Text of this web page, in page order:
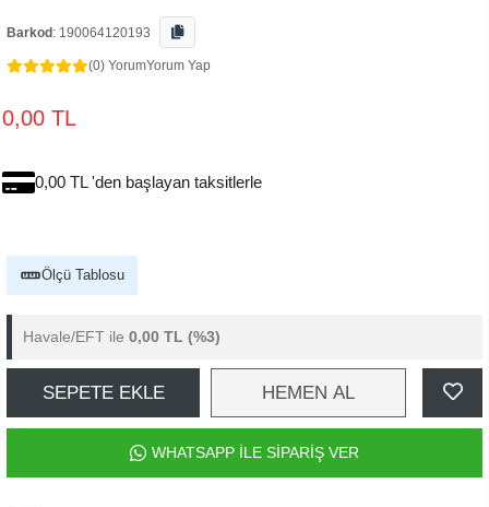
Barkod : 190064120193
(0) YorumYorum Yap
0,00 TL
0,00 TL 'den başlayan taksitlerle
Ölçü Tablosu
Havale/EFT ile 0,00 TL (%3)
SEPETE EKLE HEMEN AL
WHATSAPP İLE SİPARİŞ VER